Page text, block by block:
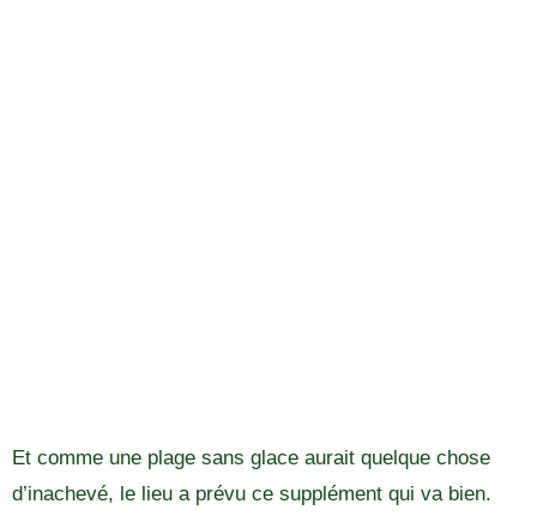
Et comme une plage sans glace aurait quelque chose
d’inachevé, le lieu a prévu ce supplément qui va bien.